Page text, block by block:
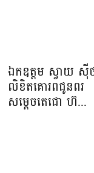
ឯកឧត្តម ស្វាយ ស៊ីថ
លិខិតគោរពជូនពរ
សម្ដេចតេជោ ហ៊...